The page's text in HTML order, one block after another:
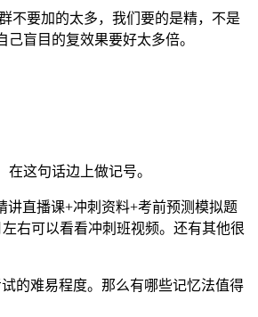
不要加的太多，我们要的是精，不是
盲目的复效果要好太多倍。
这句话边上做记号。
直播课+冲刺资料+考前预测模拟题
右可以看看冲刺班视频。还有其他很
的难易程度。那么有哪些记忆法值得